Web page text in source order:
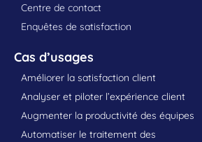
Centre de contact
Enquêtes de satisfaction
Cas d’usages
Améliorer la satisfaction client
Analyser et piloter l’expérience client
Augmenter la productivité des équipes
Automatiser le traitement des